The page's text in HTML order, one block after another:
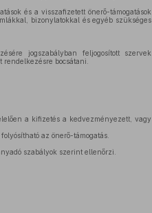
és a visszafizetett önerő-támogatások
bizonylatokkal és egyéb szükséges
jogszabályban feljogosított szervek
bocsátani.
a kifizetés a kedvezményezett, vagy
az önerő-támogatás.
szabályok szerint ellenőrzi.